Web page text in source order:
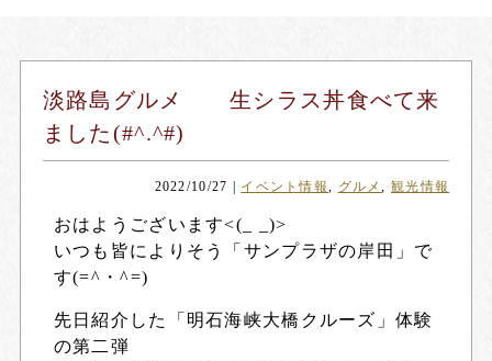
淡路島グルメ 生シラス丼食べて来
ました(#^.^#)
2022/10/27 イベント情報, グルメ, 観光情報
おはようございます<(_ _)>
いつも皆によりそう「サンプラザの岸田」で
す(=^・^=)
先日紹介した「明石海峡大橋クルーズ」体験
の第二弾